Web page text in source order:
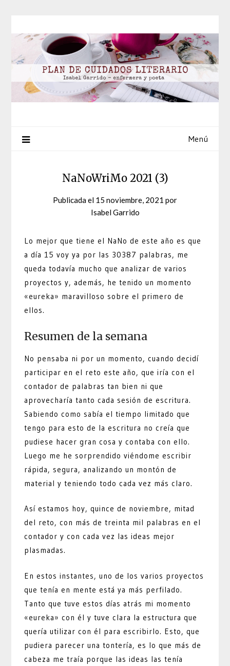
contenido
Menú
NaNoWriMo 2021 (3)
Publicada el 15 noviembre, 2021 por
Isabel Garrido
Lo mejor que tiene el NaNo de este año es que
a día 15 voy ya por las 30387 palabras, me
queda todavía mucho que analizar de varios
proyectos y, además, he tenido un momento
«eureka» maravilloso sobre el primero de
ellos.
Resumen de la semana
No pensaba ni por un momento, cuando decidí
participar en el reto este año, que iría con el
contador de palabras tan bien ni que
aprovecharía tanto cada sesión de escritura.
Sabiendo como sabía el tiempo limitado que
tengo para esto de la escritura no creía que
pudiese hacer gran cosa y contaba con ello.
Luego me he sorprendido viéndome escribir
rápida, segura, analizando un montón de
material y teniendo todo cada vez más claro.
Así estamos hoy, quince de noviembre, mitad
del reto, con más de treinta mil palabras en el
contador y con cada vez las ideas mejor
plasmadas.
En estos instantes, uno de los varios proyectos
que tenía en mente está ya más perfilado.
Tanto que tuve estos días atrás mi momento
«eureka» con él y tuve clara la estructura que
quería utilizar con él para escribirlo. Esto, que
pudiera parecer una tontería, es lo que más de
cabeza me traía porque las ideas las tenía